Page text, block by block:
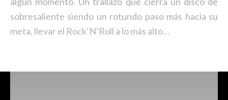
sobresaliente siendo un rotundo paso más hacia su
meta, llevar el Rock’N’Roll a lo más alto…